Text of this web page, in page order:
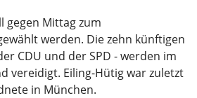
gegen Mittag zum
werden. Die zehn künftigen
CDU und der SPD - werden im
vereidigt. Eiling-Hütig war zuletzt
in München.